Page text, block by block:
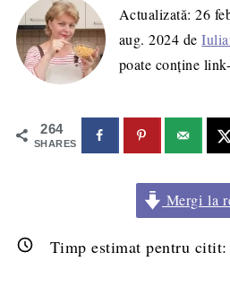
Actualizată:26
aug. 2024 de
poate conține
264
SHARES
Mergi la
Timp estimat pentru